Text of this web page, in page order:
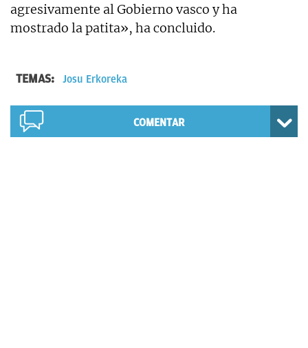
agresivamente al Gobierno vasco y ha
mostrado la patita», ha concluido.
TEMAS: Josu Erkoreka
COMENTAR